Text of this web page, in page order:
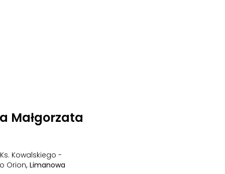
Małgorzata
Kowalskiego -
Orion, Limanowa